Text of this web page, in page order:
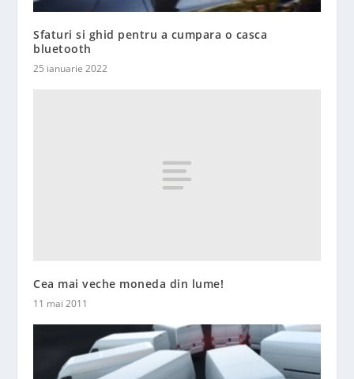
Sfaturi si ghid pentru a cumpara o casca
bluetooth
25 ianuarie 2022
Cea mai veche moneda din lume!
11 mai 2011